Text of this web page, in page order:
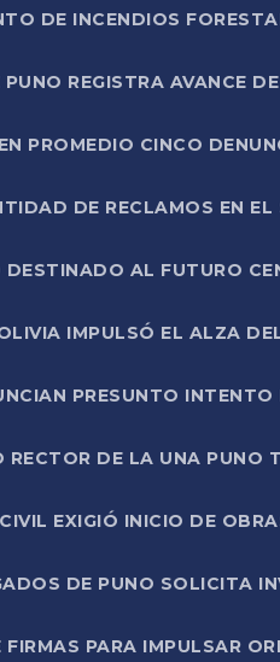
DE INCENDIOS
REGISTRA AVANCE
PROMEDIO CINCO
DE RECLAMOS EN
DESTINADO AL FUTURO
IMPULSÓ EL ALZA
PRESUNTO
DE LA UNA
EXIGIÓ INICIO DE
DE PUNO SOLICITA
PARA IMPULSAR